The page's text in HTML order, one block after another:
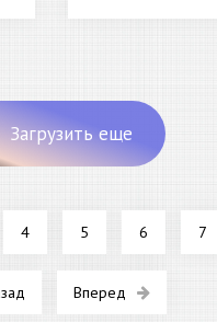
Загрузить еще
4 5 6 7
Вперед